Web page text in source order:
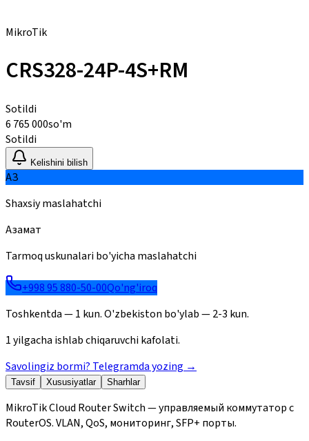
MikroTik
CRS328-24P-4S+RM
Sotildi
6 765 000so'm
Sotildi
Kelishini bilish
АЗ
Shaxsiy maslahatchi
Азамат
Tarmoq uskunalari bo'yicha maslahatchi
+998 95 880-50-00Qo'ng'iroq
Toshkentda — 1 kun. O'zbekiston bo'ylab — 2-3 kun.
1 yilgacha ishlab chiqaruvchi kafolati.
Savolingiz bormi? Telegramda yozing →
Tavsif Xususiyatlar Sharhlar
MikroTik Cloud Router Switch — управляемый коммутатор с
RouterOS. VLAN, QoS, мониторинг, SFP+ порты.